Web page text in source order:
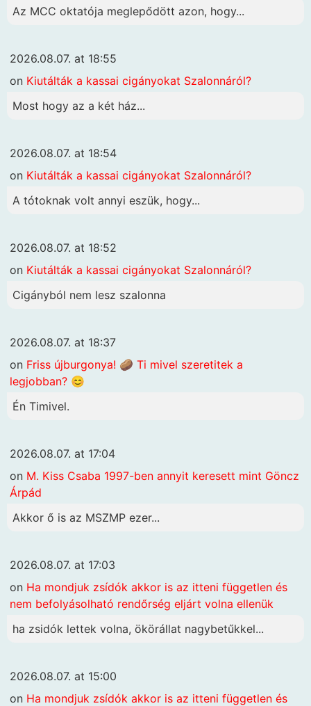
Az MCC oktatója meglepődött azon, hogy...
2026.08.07. at 18:55
on Kiutálták a kassai cigányokat Szalonnáról?
Most hogy az a két ház...
2026.08.07. at 18:54
on Kiutálták a kassai cigányokat Szalonnáról?
A tótoknak volt annyi eszük, hogy...
2026.08.07. at 18:52
on Kiutálták a kassai cigányokat Szalonnáról?
Cigányból nem lesz szalonna
2026.08.07. at 18:37
on Friss újburgonya! 🥔 Ti mivel szeretitek a
legjobban? 😊
Én Timivel.
2026.08.07. at 17:04
on M. Kiss Csaba 1997-ben annyit keresett mint Göncz
Árpád
Akkor ő is az MSZMP ezer...
2026.08.07. at 17:03
on Ha mondjuk zsídók akkor is az itteni független és
nem befolyásolható rendőrség eljárt volna ellenük
ha zsidók lettek volna, ökörállat nagybetűkkel...
2026.08.07. at 15:00
on Ha mondjuk zsídók akkor is az itteni független és